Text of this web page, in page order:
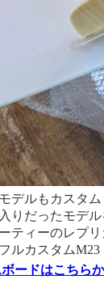
デルもカスタ
りだったモデ
ティーのレプ
ルカスタムM23
ードはこちら